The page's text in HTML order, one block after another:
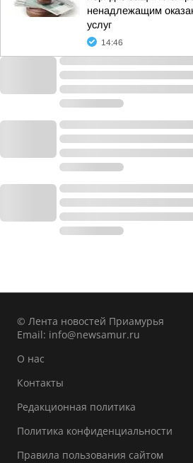
ненадлежащим
услуг
14:46
© Лента новостей Приамурья
Email: info@newsamur.ru
О нас
Контакты
Редакционная политика
Политика конфиденциальности
Правила пользования сайтом